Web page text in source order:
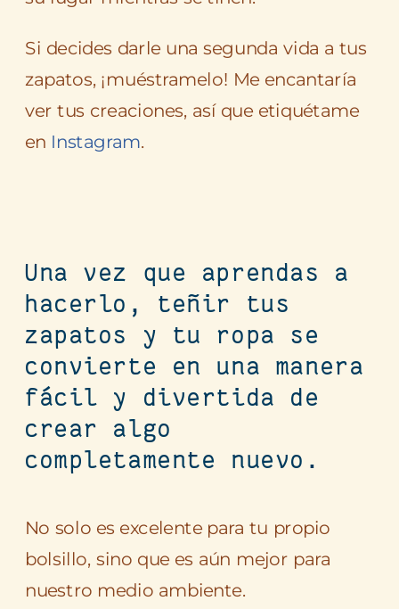
Si decides darle una segunda vida a tus
zapatos, ¡muéstramelo! Me encantaría
ver tus creaciones, así que etiquétame
en Instagram.
Una vez que aprendas a
hacerlo, teñir tus
zapatos y tu ropa se
convierte en una manera
fácil y divertida de
crear algo
completamente nuevo.
No solo es excelente para tu propio
bolsillo, sino que es aún mejor para
nuestro medio ambiente.